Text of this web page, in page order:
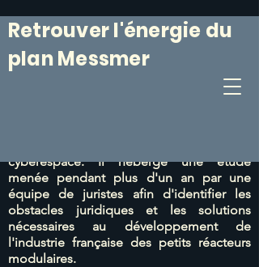
Le 6 mars 1974, le Plan Messmer était
d'un programme de
cyberespace. Il héberge une étude
menée pendant plus d'un an par une
équipe de juristes afin d'identifier les
obstacles juridiques et les solutions
nécessaires au développement de
l'industrie française des petits réacteurs
modulaires.
Retrouver l'énergie du
plan Messmer